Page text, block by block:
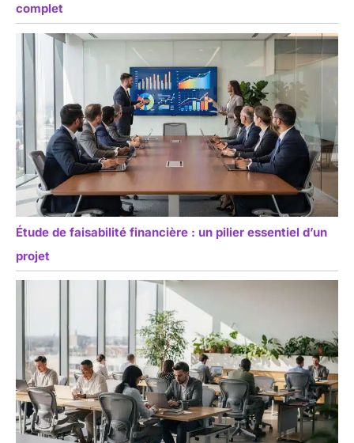
complet
Étude de faisabilité financière : un pilier essentiel d’un
projet